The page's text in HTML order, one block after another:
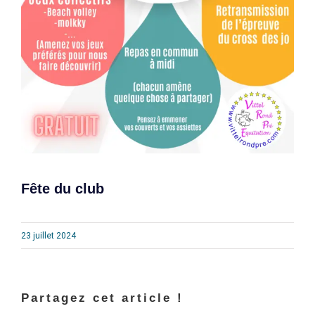
Fête du club
23 juillet 2024
Partagez cet article !